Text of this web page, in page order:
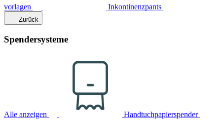
vorlagen Inkontinenzpants
Zurück
Spendersysteme
Alle anzeigen Handtuchpapierspender